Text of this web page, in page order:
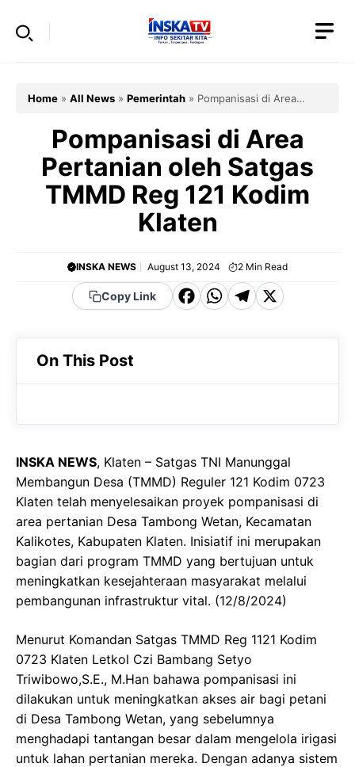
Home » All News » Pemerintah » Pompanisasi di Area
Pompanisasi di Area
Pertanian oleh Satgas
TMMD Reg 121 Kodim
Klaten
INSKA NEWS August 13, 2024 2 Min Read
Copy Link
F
c
o
k
W
a
A
p
p
T
e
a
m
X
On This Post
INSKA NEWS, Klaten – Satgas TNI Manunggal
Membangun Desa (TMMD) Reguler 121 Kodim 0723
Klaten telah menyelesaikan proyek pompanisasi di
area pertanian Desa Tambong Wetan, Kecamatan
Kalikotes, Kabupaten Klaten. Inisiatif ini merupakan
bagian dari program TMMD yang bertujuan untuk
meningkatkan kesejahteraan masyarakat melalui
pembangunan infrastruktur vital. (12/8/2024)
Menurut Komandan Satgas TMMD Reg 1121 Kodim
0723 Klaten Letkol Czi Bambang Setyo
Triwibowo,S.E., M.Han bahawa pompanisasi ini
dilakukan untuk meningkatkan akses air bagi petani
di Desa Tambong Wetan, yang sebelumnya
menghadapi tantangan besar dalam mengelola irigasi
untuk lahan pertanian mereka. Dengan adanya sistem